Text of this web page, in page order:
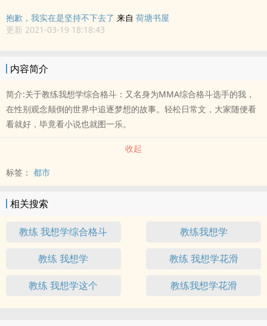
抱歉，我实在是坚持不下去了 来自 荷塘书屋
更新 2021-03-19 18:18:43
内容简介
简介:关于教练我想学综合格斗：又名身为MMA综合格斗选手的我，
在性别观念颠倒的世界中追逐梦想的故事。轻松日常文，大家随便看
看就好，毕竟看小说也就图一乐。
收起
标签： 都市
相关搜索
教练 我想学综合格斗 教练我想学
教练 我想学 教练 我想学花滑
教练 我想学这个 教练我想学花滑